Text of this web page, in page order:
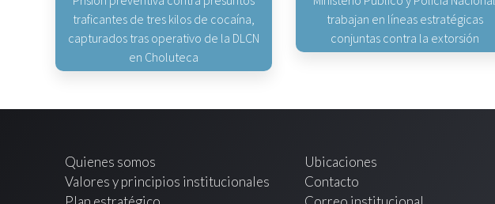
traficantes de tres kilos de cocaína,
capturados tras operativo de la DLCN
en Choluteca
trabajan en líneas estratégicas
conjuntas contra la extorsión
Quienes somos
Valores y principios institucionales
Ubicaciones
Contacto